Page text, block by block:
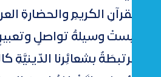
القرآنِ الكريمِ والحضارةِ
ليستْ وسيلةُ تواصلٍ
مرتبطَةٌ بشعائِرنا الدّينيَّةِ